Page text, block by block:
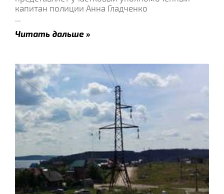
капитан полиции Анна Гладченко
...
Читать дальше »